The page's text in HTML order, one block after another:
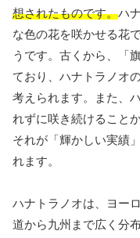
想されたものです。ハ
な色の花を咲かせる花
うです。古くから、「
ており、ハナトラノオ
考えられます。また、
れずに咲き続けること
それが「輝かしい実績
れます。
ハナトラノオは、ヨー
道から九州まで広く分